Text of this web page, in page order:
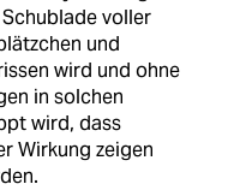
voller
und
wird und ohne
in solchen
wird, dass
Wirkung zeigen